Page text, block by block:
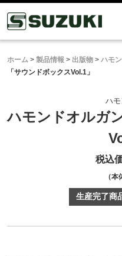
ホーム > 製品情報 > 出版物 > ハモ
「サウンドボックスVol.1」
ハ
ハモンドオルガ
税込
（本
生産完了商